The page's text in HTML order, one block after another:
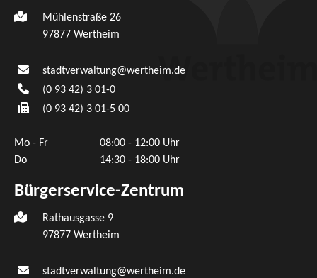
Mühlenstraße 26
97877 Wertheim
stadtverwaltung@wertheim.de
(0 93 42) 3 01-0
(0 93 42) 3 01-5 00
Mo - Fr
08:00 - 12:00 Uhr
Do
14:30 - 18:00 Uhr
Bürgerservice-Zentrum
Rathausgasse 9
97877 Wertheim
stadtverwaltung@wertheim.de